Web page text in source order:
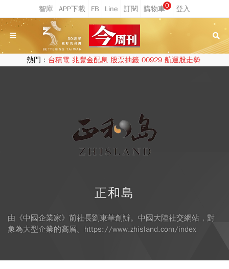
0
熱門： 台積電 兆豐金配息 股票抽籤 00929 航運股走勢
正和島
由《中國企業家》前社長劉東華創辦。中國大陸社交網站，對
象為大型企業的高層。https://www.zhisland.com/index